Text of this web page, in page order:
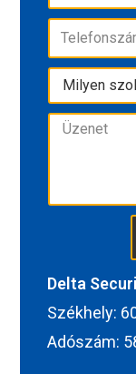
Delta
Székhely:
Adószám: